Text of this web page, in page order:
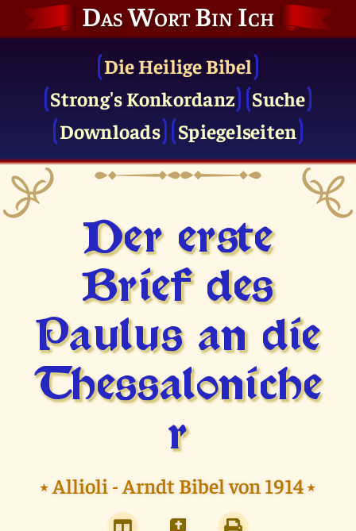
Das Wort Bin Ich
Die Heilige Bibel
Strong's Konkordanz
Suche
Downloads
Spiegelseiten
Der erste
Brief des
Paulus an die
Thessaloniche
r
⭑Allioli - Arndt Bibel von 1914⭑